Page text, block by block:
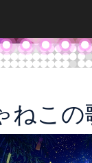
ねこの